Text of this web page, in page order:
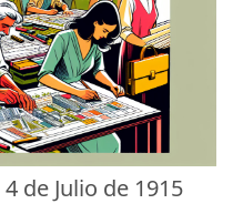
4 de Julio de 1915